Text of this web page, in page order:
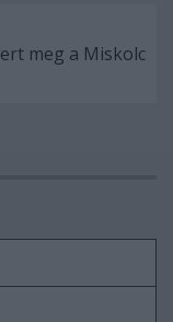
meg a Miskolc